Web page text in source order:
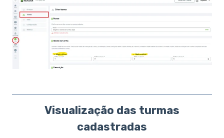
Visualização das turmas
cadastradas